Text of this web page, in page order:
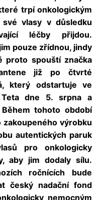
trpí onkologickým
vlasy v důsledku
léčby přijdou.
pouze zřídnou, jindy
proto spouští značka
již po čtvrté
který odstartuje ve
dne 5. srpna a
tohoto období
zakoupeného výrobku
autentických paruk
pro onkologicky
aby jim dodaly sílu.
ročnících bude
český nadační fond
nemocným